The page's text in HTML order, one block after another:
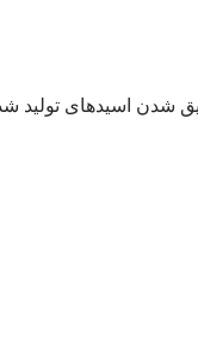
اسیدهای تولید